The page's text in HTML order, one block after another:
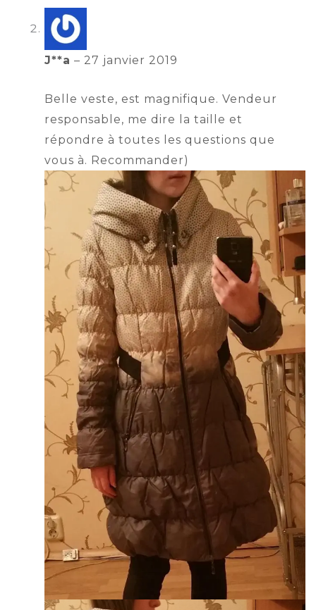
J**a – 27 janvier 2019
Belle veste, est magnifique. Vendeur
responsable, me dire la taille et
répondre à toutes les questions que
vous à. Recommander)